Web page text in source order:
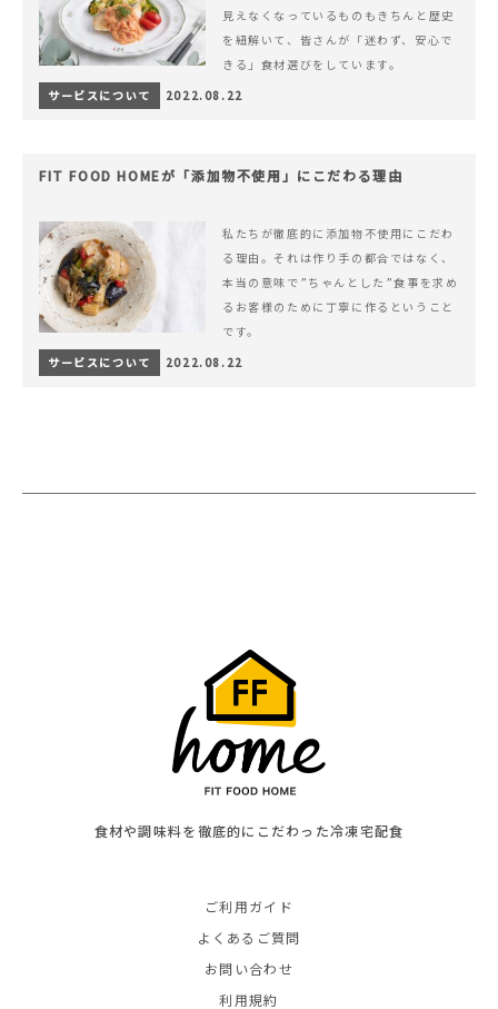
見えなくなっているものもきちんと歴史
を紐解いて、皆さんが「迷わず、安心で
きる」食材選びをしています。
サービスについて
2022.08.22
FIT FOOD HOMEが「添加物不使用」にこだわる理由
私たちが徹底的に添加物不使用にこだわ
る理由。それは作り手の都合ではなく、
本当の意味で”ちゃんとした”食事を求め
るお客様のために丁寧に作るということ
です。
サービスについて
2022.08.22
食材や調味料を徹底的にこだわった冷凍宅配食
ご利用ガイド
よくあるご質問
お問い合わせ
利用規約